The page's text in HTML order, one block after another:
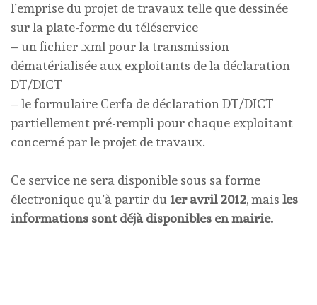
l’emprise du projet de travaux telle que dessinée
sur la plate-forme du téléservice
– un fichier .xml pour la transmission
dématérialisée aux exploitants de la déclaration
DT/DICT
– le formulaire Cerfa de déclaration DT/DICT
partiellement pré-rempli pour chaque exploitant
concerné par le projet de travaux.
Ce service ne sera disponible sous sa forme
électronique qu’à partir du 1er avril 2012, mais les
informations sont déjà disponibles en mairie.